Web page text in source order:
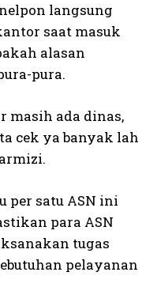
langsung
saat masuk
alasan
pura.
masih ada dinas,
cek ya banyak lah
per satu ASN ini
para ASN
tugas
pelayanan